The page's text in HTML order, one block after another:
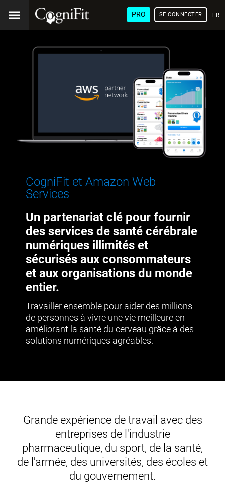
PRO SE CONNECTER
CogniFit et Amazon Web
Services
Un partenariat clé pour fournir
des services de santé cérébrale
numériques illimités et
sécurisés aux consommateurs
et aux organisations du monde
entier.
Travailler ensemble pour aider des millions
de personnes à vivre une vie meilleure en
améliorant la santé du cerveau grâce à des
solutions numériques agréables.
Grande expérience de travail avec des
entreprises de l'industrie
pharmaceutique, du sport, de la santé,
de l'armée, des universités, des écoles et
du gouvernement.